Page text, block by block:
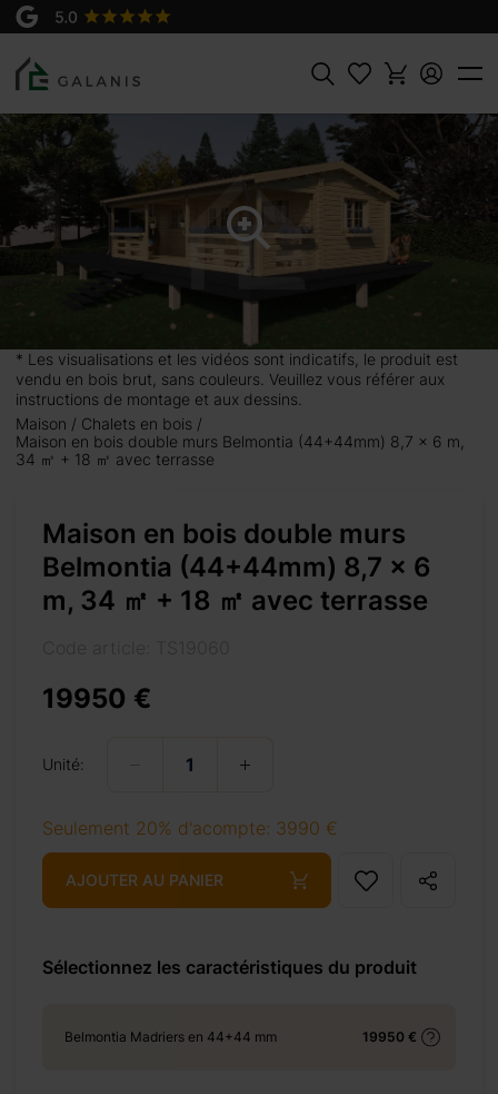
Rechercher
* Les visualisations et les vidéos sont indicatifs, le produit est
vendu en bois brut, sans couleurs. Veuillez vous référer aux
instructions de montage et aux dessins.
Maison
Chalets en bois
Maison en bois double murs Belmontia (44+44mm) 8,7 x 6 m,
34 ㎡ + 18 ㎡ avec terrasse
Maison en bois double murs
Belmontia (44+44mm) 8,7 x 6
m, 34 ㎡ + 18 ㎡ avec terrasse
19950 €
Unité:
Seulement 20% d'acompte: 3990 €
AJOUTER AU PANIER
Sélectionnez les caractéristiques du produit
Belmontia Madriers en 44+44 mm 19950 €
Produit:
Belmontia Madriers en 44+44 mm
19950 €
x 6 m, 34
ne veulent pas se
et résistante
3 grandes pièces.
à votre goût. Vous
un repas. Idéale
pleinement de
optionnels et
18-%e3%8e%a1-avec-terrasse/
+ 69 €